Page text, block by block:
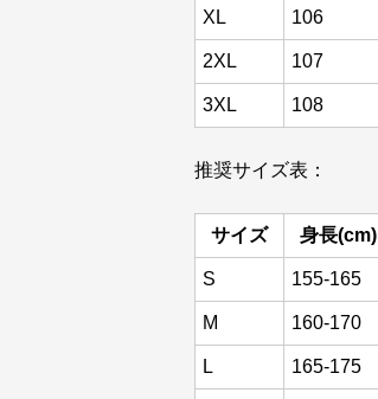
XL 106
2XL 107
3XL 108
推奨サイズ表：
サイズ 身長(cm)
S 155-165
M 160-170
L 165-175